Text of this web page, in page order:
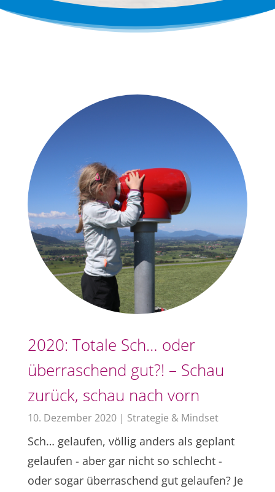
2020: Totale Sch… oder
überraschend gut?! – Schau
zurück, schau nach vorn
10. Dezember 2020| Strategie & Mindset
Sch… gelaufen, völlig anders als geplant
gelaufen - aber gar nicht so schlecht -
oder sogar überraschend gut gelaufen? Je